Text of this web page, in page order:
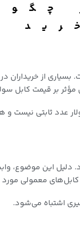
از خریداران
بر قیمت کابل
عدد ثابتی نیست و
دلیل این موضوع،
اشتباه می‌شود.